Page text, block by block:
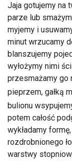
Jaja gotujemy na
parze lub
myjemy i
minut wrzucamy
blanszujemy
wyłożymy nimi
przesmażamy go
pieprzem, gałką
bulionu
potem całość
wykładamy
rozdrobnionego
warstwy